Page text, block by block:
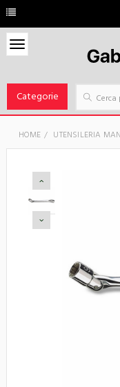
Categorie
HOME UTENSILERIA